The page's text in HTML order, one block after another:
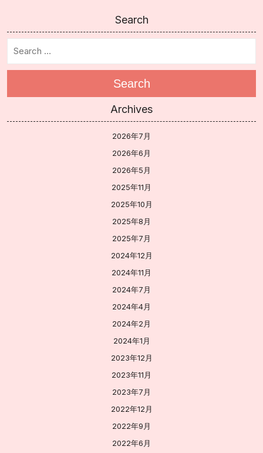
Search
Search
Archives
2026年7月
2026年6月
2026年5月
2025年11月
2025年10月
2025年8月
2025年7月
2024年12月
2024年11月
2024年7月
2024年4月
2024年2月
2024年1月
2023年12月
2023年11月
2023年7月
2022年12月
2022年9月
2022年6月